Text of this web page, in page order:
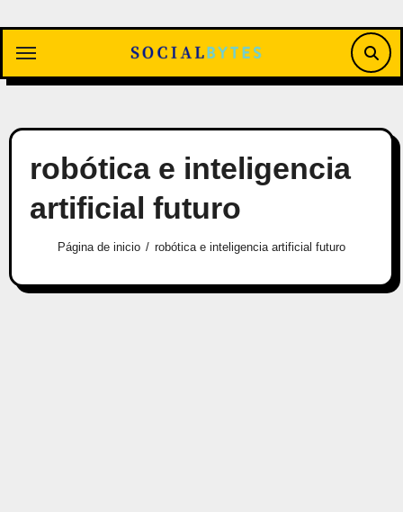
contenido
robótica e inteligencia
artificial futuro
Página de inicio robótica e inteligencia artificial futuro